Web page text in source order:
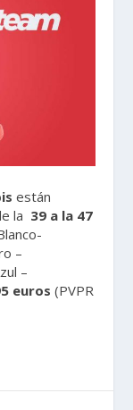
están
la 39 a la 47
–
–
euros (PVPR